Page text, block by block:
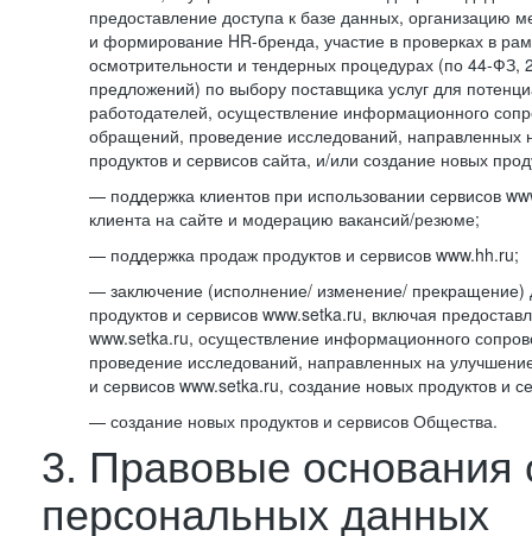
предоставление доступа к базе данных, организацию
и формирование HR-бренда, участие в проверках в
осмотрительности и тендерных процедурах (по 44-ФЗ,
предложений) по выбору поставщика услуг для
работодателей, осуществление информационного
обращений, проведение исследований, направленных
продуктов и сервисов сайта, и/или создание новых
— поддержка клиентов при использовании сервисов
клиента на сайте и модерацию вакансий/резюме;
— поддержка продаж продуктов и сервисов www.hh.ru;
— заключение (исполнение/ изменение/ прекращение)
продуктов и сервисов www.setka.ru, включая
www.setka.ru, осуществление информационного
проведение исследований, направленных на
и сервисов www.setka.ru, создание новых продуктов и
— создание новых продуктов и сервисов Общества.
3. Правовые основания
персональных данных